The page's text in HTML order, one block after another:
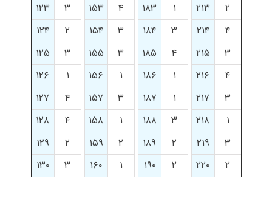
۲
۲۱۳ ۱ ۱۸۳ ۴ ۱۵۳ ۳
۱۲۳
۴
۲۱۴ ۳ ۱۸۴ ۳ ۱۵۴ ۲
۱۲۴
۳
۲۱۵ ۴ ۱۸۵ ۳ ۱۵۵ ۳
۱۲۵
۴
۲۱۶ ۱ ۱۸۶ ۱ ۱۵۶ ۱
۱۲۶
۳
۲۱۷ ۱ ۱۸۷ ۳ ۱۵۷ ۴
۱۲۷
۱
۲۱۸ ۳ ۱۸۸ ۱ ۱۵۸ ۴
۱۲۸
۳
۲۱۹ ۲ ۱۸۹ ۲ ۱۵۹ ۲
۱۲۹
۲
۲۲۰ ۲ ۱۹۰ ۱ ۱۶۰ ۳ ۱۳۰